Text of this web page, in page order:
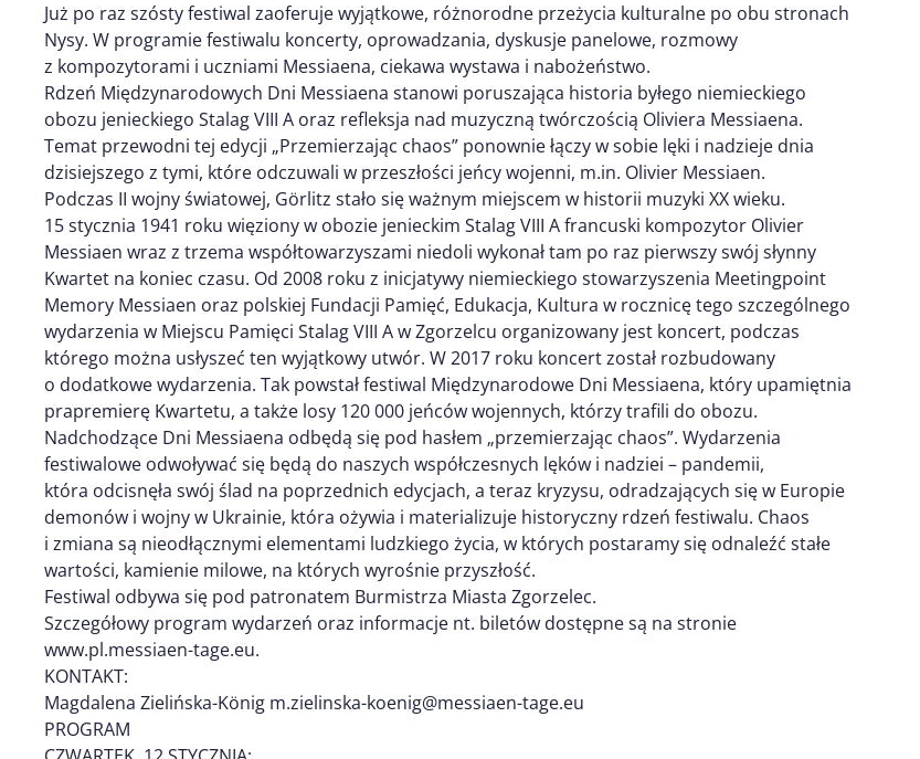
Już po raz szósty festiwal zaoferuje wyjątkowe, różnorodne przeżycia kulturalne po obu stronach
Nysy. W programie festiwalu koncerty, oprowadzania, dyskusje panelowe, rozmowy
z kompozytorami i uczniami Messiaena, ciekawa wystawa i nabożeństwo.
Rdzeń Międzynarodowych Dni Messiaena stanowi poruszająca historia byłego niemieckiego
obozu jenieckiego Stalag VIII A oraz refleksja nad muzyczną twórczością Oliviera Messiaena.
Temat przewodni tej edycji „Przemierzając chaos” ponownie łączy w sobie lęki i nadzieje dnia
dzisiejszego z tymi, które odczuwali w przeszłości jeńcy wojenni, m.in. Olivier Messiaen.
Podczas II wojny światowej, Görlitz stało się ważnym miejscem w historii muzyki XX wieku.
15 stycznia 1941 roku więziony w obozie jenieckim Stalag VIII A francuski kompozytor Olivier
Messiaen wraz z trzema współtowarzyszami niedoli wykonał tam po raz pierwszy swój słynny
Kwartet na koniec czasu. Od 2008 roku z inicjatywy niemieckiego stowarzyszenia Meetingpoint
Memory Messiaen oraz polskiej Fundacji Pamięć, Edukacja, Kultura w rocznicę tego szczególnego
wydarzenia w Miejscu Pamięci Stalag VIII A w Zgorzelcu organizowany jest koncert, podczas
którego można usłyszeć ten wyjątkowy utwór. W 2017 roku koncert został rozbudowany
o dodatkowe wydarzenia. Tak powstał festiwal Międzynarodowe Dni Messiaena, który upamiętnia
prapremierę Kwartetu, a także losy 120 000 jeńców wojennych, którzy trafili do obozu.
Nadchodzące Dni Messiaena odbędą się pod hasłem „przemierzając chaos”. Wydarzenia
festiwalowe odwoływać się będą do naszych współczesnych lęków i nadziei – pandemii,
która odcisnęła swój ślad na poprzednich edycjach, a teraz kryzysu, odradzających się w Europie
demonów i wojny w Ukrainie, która ożywia i materializuje historyczny rdzeń festiwalu. Chaos
i zmiana są nieodłącznymi elementami ludzkiego życia, w których postaramy się odnaleźć stałe
wartości, kamienie milowe, na których wyrośnie przyszłość.
Festiwal odbywa się pod patronatem Burmistrza Miasta Zgorzelec.
Szczegółowy program wydarzeń oraz informacje nt. biletów dostępne są na stronie
www.pl.messiaen-tage.eu.
KONTAKT:
Magdalena Zielińska-König m.zielinska-koenig@messiaen-tage.eu
PROGRAM